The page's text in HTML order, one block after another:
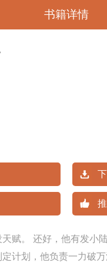
书籍详情
赋。 还好，他有发
计划，他负责一力破